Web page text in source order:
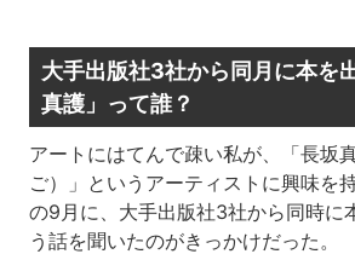
大手出版社3社から同月に本を
真護」って誰？
アートにはてんで疎い私が、「長坂
ご）」というアーティストに興味を
の9月に、大手出版社3社から同時に
う話を聞いたのがきっかけだった。